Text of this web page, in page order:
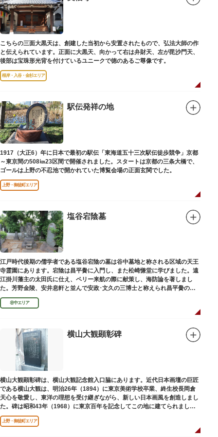
こちらの三面大黒天は、創建した当初から安置されたもので、弘法大師の作
と伝えられています。正面に大黒天、向かって右は弁財天、左が毘沙門天、
後部は宝珠形光背を付けているユニークで徳のあるご尊像です。
根岸・入谷・金杉エリア
駅伝発祥の地
1917（大正6）年に日本で最初の駅伝「東海道五十三次駅伝徒歩競争」京都
～東京間の508㎞23区間で開催されました。スタートは京都の三条大橋で、
ゴールは上野の不忍池で開かれていた博覧会場の正面玄関でした。
上野・御徒町エリア
塩谷宕陰墓
江戸時代後期の儒学者である塩谷宕陰の墓は谷中墓地と称される区域の天王
寺霊園にあります。宕陰は昌平黌に入門し、また松崎慊堂に学びました。遠
江掛川藩主の太田氏に仕え、ペリー来航の際に献策し、海防論を著しまし
た。芳野金陵、安井息軒と並んで安政･文久の三博士と称えられ昌平黌の教
授として多くの文人を育て、慶応3年 （1867）に没しました。
谷中エリア
横山大観顕彰碑
横山大観顕彰碑は、横山大観記念館入口脇にあります。近代日本画壇の巨匠
である横山大観は、明治26年（1894）に東京美術学校卒業、終生校長岡倉
天心を敬愛し、東洋の理想を受け継ぎながら、新しい日本画風を創造しまし
た。碑は昭和43年（1968）に東京百年を記念してこの地に建てられまし
た。
上野・御徒町エリア